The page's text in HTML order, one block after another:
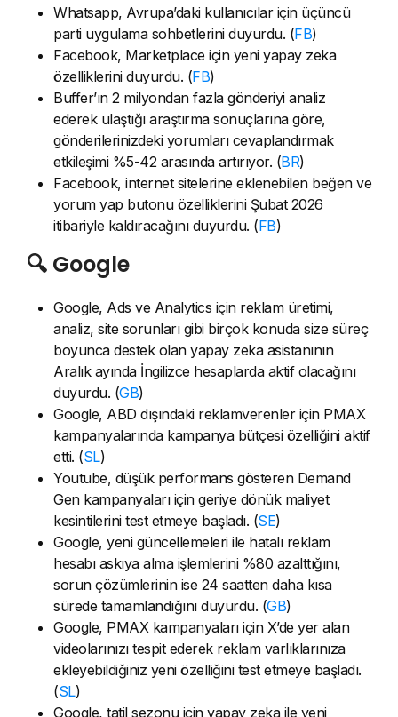
Whatsapp, Avrupa’daki kullanıcılar için üçüncü
parti uygulama sohbetlerini duyurdu. (FB)
Facebook, Marketplace için yeni yapay zeka
özelliklerini duyurdu. (FB)
Buffer’ın 2 milyondan fazla gönderiyi analiz
ederek ulaştığı araştırma sonuçlarına göre,
gönderilerinizdeki yorumları cevaplandırmak
etkileşimi %5-42 arasında artırıyor. (BR)
Facebook, internet sitelerine eklenebilen beğen ve
yorum yap butonu özelliklerini Şubat 2026
itibariyle kaldıracağını duyurdu. (FB)
🔍 Google
Google, Ads ve Analytics için reklam üretimi,
analiz, site sorunları gibi birçok konuda size süreç
boyunca destek olan yapay zeka asistanının
Aralık ayında İngilizce hesaplarda aktif olacağını
duyurdu. (GB)
Google, ABD dışındaki reklamverenler için PMAX
kampanyalarında kampanya bütçesi özelliğini aktif
etti. (SL)
Youtube, düşük performans gösteren Demand
Gen kampanyaları için geriye dönük maliyet
kesintilerini test etmeye başladı. (SE)
Google, yeni güncellemeleri ile hatalı reklam
hesabı askıya alma işlemlerini %80 azalttığını,
sorun çözümlerinin ise 24 saatten daha kısa
sürede tamamlandığını duyurdu. (GB)
Google, PMAX kampanyaları için X’de yer alan
videolarınızı tespit ederek reklam varlıklarınıza
ekleyebildiğiniz yeni özelliğini test etmeye başladı.
(SL)
Google, tatil sezonu için yapay zeka ile yeni